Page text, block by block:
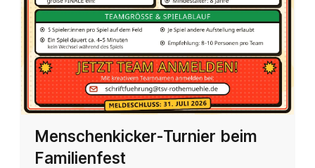
Menschenkicker-Turnier beim
Familienfest